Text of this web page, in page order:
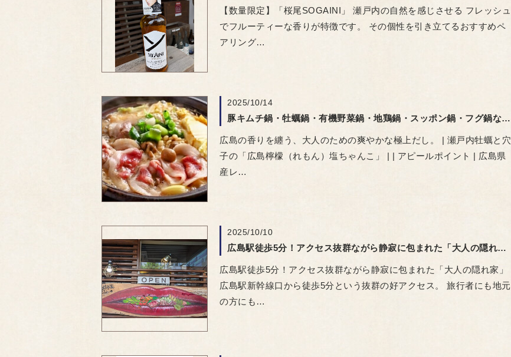
【数量限定】「桜尾SOGAINI」 瀬戸内の自然を感じさせる フレッシュ
でフルーティーな香りが特徴です。 その個性を引き立てるおすすめペ
アリング…
2025/10/14
豚キムチ鍋・牡蠣鍋・有機野菜鍋・地鶏鍋・スッポン鍋・フグ鍋など 鍋料理を楽しもう
広島の香りを纏う、大人のための爽やかな極上だし。 | 瀬戸内牡蠣と穴
子の「広島檸檬（れもん）塩ちゃんこ」 | | アピールポイント | 広島県
産レ…
2025/10/10
広島駅徒歩5分！アクセス抜群ながら静寂に包まれた「大人の隠れ家ああばん」
広島駅徒歩5分！アクセス抜群ながら静寂に包まれた「大人の隠れ家」 ​
広島駅新幹線口から徒歩5分という抜群の好アクセス。 旅行者にも地元
の方にも…